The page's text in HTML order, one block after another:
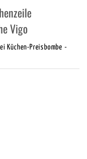
Vigo
Küchen-Preisbombe -